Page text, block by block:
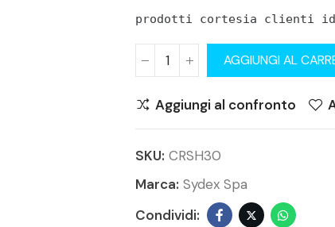
prodotti cortesia clienti
AGGIUNGI AL
Aggiungi al confronto
SKU: CRSH30
Marca: Sydex Spa